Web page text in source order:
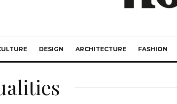
DESIGN ARCHITECTURE FASHION